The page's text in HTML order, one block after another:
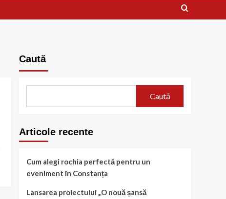
Caută
Caută
Articole recente
Cum alegi rochia perfectă pentru un
eveniment în Constanța
Lansarea proiectului „O nouă șansă